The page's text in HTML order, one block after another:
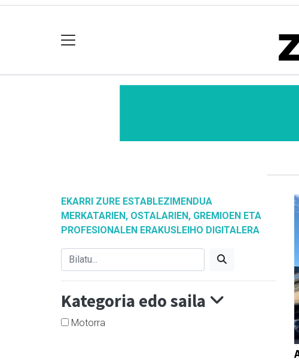
EKARRI ZURE ESTABLEZIMENDUA
MERKATARIEN, OSTALARIEN, GREMIOEN ETA
PROFESIONALEN ERAKUSLEIHO DIGITALERA
Kategoria edo saila
Motorra